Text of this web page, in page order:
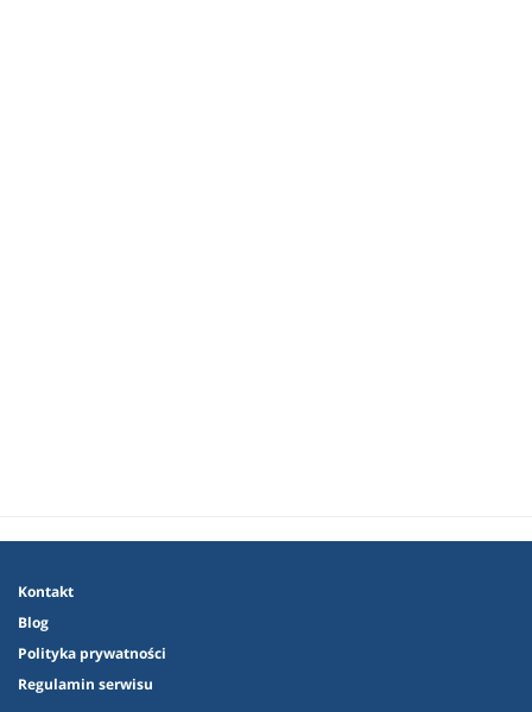
Kontakt
Blog
Polityka prywatności
Regulamin serwisu